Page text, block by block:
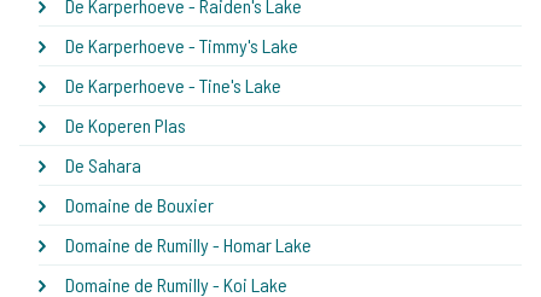
De Karperhoeve - Raiden's Lake
De Karperhoeve - Timmy's Lake
De Karperhoeve - Tine's Lake
De Koperen Plas
De Sahara
Domaine de Bouxier
Domaine de Rumilly - Homar Lake
Domaine de Rumilly - Koi Lake